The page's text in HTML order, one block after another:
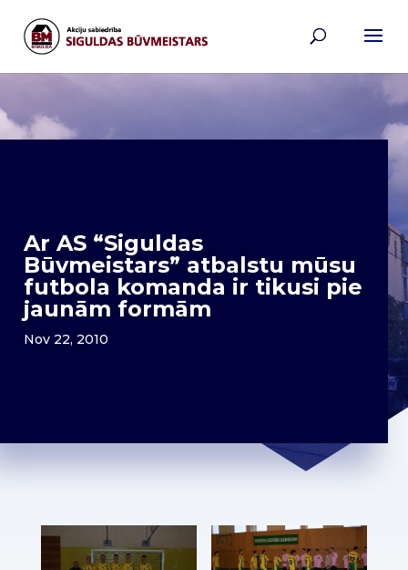
Ar AS “Siguldas
Būvmeistars” atbalstu mūsu
futbola komanda ir tikusi pie
jaunām formām
Nov 22, 2010